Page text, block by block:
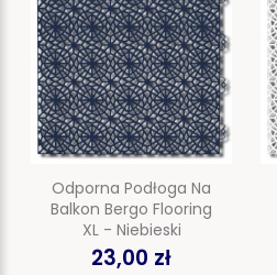
Odporna Podłoga Na
Balkon Bergo Flooring
XL - Niebieski
23,00 zł